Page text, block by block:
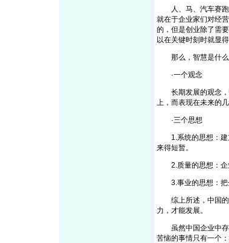
人、马、汽车赛跑
就在于企业家们对经
的，但是创业除了需
以在关键时刻时就显得
那么，智慧是什么
·一个观念
长期发展的观念，
上，而表现在未来的
·三个思想
1.系统的思想：建
来得短暂。
2.质量的思想：企
3.事业的思想：把企
综上所述，中国的
力，才能发展。
虽然中国企业中存
苦恼的事情只有一个